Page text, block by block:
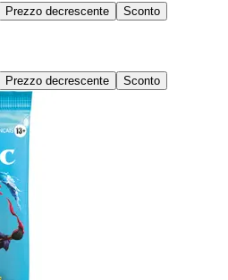
Prezzo decrescente Sconto
Prezzo decrescente Sconto